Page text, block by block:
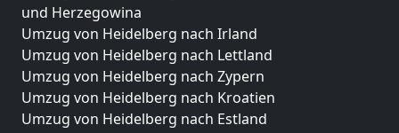
und Herzegowina
Umzug von Heidelberg nach Irland
Umzug von Heidelberg nach Lettland
Umzug von Heidelberg nach Zypern
Umzug von Heidelberg nach Kroatien
Umzug von Heidelberg nach Estland